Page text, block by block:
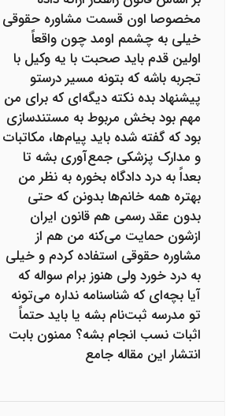
مخصوصا اون قسمت مشاوره حقوقی
خیلی به چشمم اومد چون واقعاً
اولین قدم باید صحبت با یه وکیل با
تجربه باشه که بتونه مسیر درستو
پیشنهاد بده نکته دیگه‌ای که برای من
مهم بود بخش مربوط به مستندسازی
بود که گفته شده باید پیام‌ها، مکاتبات
و مدارک پزشکی جمع‌آوری بشه تا
بعداً به درد دادگاه بخوره به نظر من
بهتره همه خانم‌ها بدونن که حتی
بدون عقد رسمی هم قانون ایران
ازشون حمایت می‌کنه من هم از
مشاوره حقوقی استفاده کردم و خیلی
به درد خورد ولی هنوز برام سواله که
آیا بچه‌ای که شناسنامه نداره می‌تونه
تو مدرسه ثبت‌نام بشه یا باید حتماً
اثبات نسب انجام بشه؟ ممنون بابت
انتشار این مقاله جامع